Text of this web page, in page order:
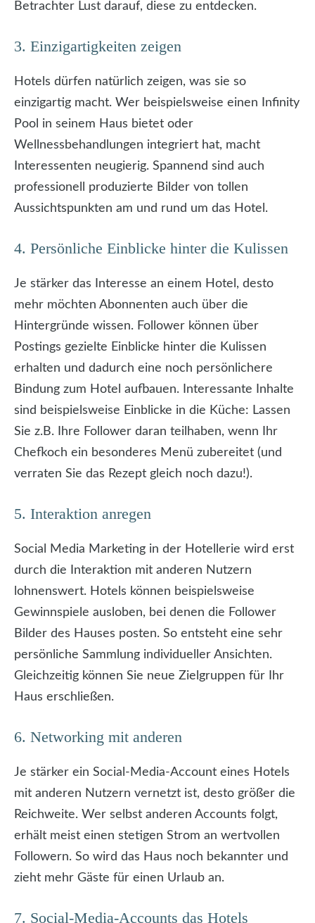
Betrachter Lust darauf, diese zu entdecken.
3. Einzigartigkeiten zeigen
Hotels dürfen natürlich zeigen, was sie so
einzigartig macht. Wer beispielsweise einen Infinity
Pool in seinem Haus bietet oder
Wellnessbehandlungen integriert hat, macht
Interessenten neugierig. Spannend sind auch
professionell produzierte Bilder von tollen
Aussichtspunkten am und rund um das Hotel.
4. Persönliche Einblicke hinter die Kulissen
Je stärker das Interesse an einem Hotel, desto
mehr möchten Abonnenten auch über die
Hintergründe wissen. Follower können über
Postings gezielte Einblicke hinter die Kulissen
erhalten und dadurch eine noch persönlichere
Bindung zum Hotel aufbauen. Interessante Inhalte
sind beispielsweise Einblicke in die Küche: Lassen
Sie z.B. Ihre Follower daran teilhaben, wenn Ihr
Chefkoch ein besonderes Menü zubereitet (und
verraten Sie das Rezept gleich noch dazu!).
5. Interaktion anregen
Social Media Marketing in der Hotellerie wird erst
durch die Interaktion mit anderen Nutzern
lohnenswert. Hotels können beispielsweise
Gewinnspiele ausloben, bei denen die Follower
Bilder des Hauses posten. So entsteht eine sehr
persönliche Sammlung individueller Ansichten.
Gleichzeitig können Sie neue Zielgruppen für Ihr
Haus erschließen.
6. Networking mit anderen
Je stärker ein Social-Media-Account eines Hotels
mit anderen Nutzern vernetzt ist, desto größer die
Reichweite. Wer selbst anderen Accounts folgt,
erhält meist einen stetigen Strom an wertvollen
Followern. So wird das Haus noch bekannter und
zieht mehr Gäste für einen Urlaub an.
7. Social-Media-Accounts das Hotels